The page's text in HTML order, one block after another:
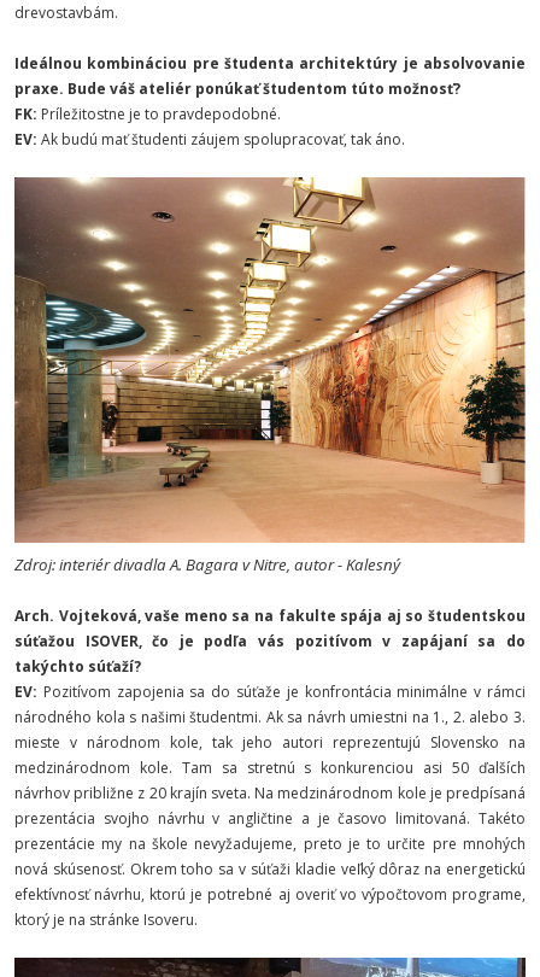
drevostavbám.
Ideálnou kombináciou pre študenta architektúry je absolvovanie
praxe. Bude váš ateliér ponúkať študentom túto možnosť?
FK: Príležitostne je to pravdepodobné.
EV: Ak budú mať študenti záujem spolupracovať, tak áno.
Zdroj: interiér divadla A. Bagara v Nitre, autor - Kalesný
Arch. Vojteková, vaše meno sa na fakulte spája aj so študentskou
súťažou ISOVER, čo je podľa vás pozitívom v zapájaní sa do
takýchto súťaží?
EV: Pozitívom zapojenia sa do súťaže je konfrontácia minimálne v rámci
národného kola s našimi študentmi. Ak sa návrh umiestni na 1., 2. alebo 3.
mieste v národnom kole, tak jeho autori reprezentujú Slovensko na
medzinárodnom kole. Tam sa stretnú s konkurenciou asi 50 ďalších
návrhov približne z 20 krajín sveta. Na medzinárodnom kole je predpísaná
prezentácia svojho návrhu v angličtine a je časovo limitovaná. Takéto
prezentácie my na škole nevyžadujeme, preto je to určite pre mnohých
nová skúsenosť. Okrem toho sa v súťaži kladie veľký dôraz na energetickú
efektívnosť návrhu, ktorú je potrebné aj overiť vo výpočtovom programe,
ktorý je na stránke Isoveru.